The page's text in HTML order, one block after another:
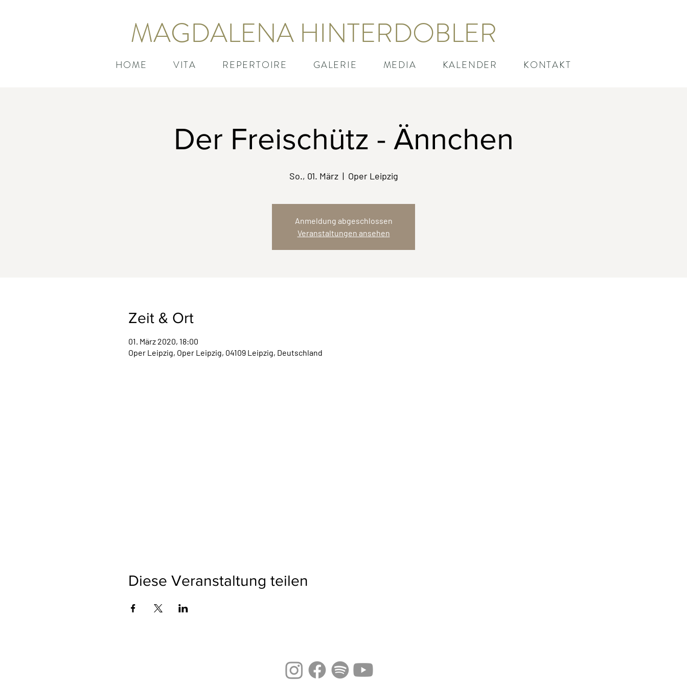
MAGDALENA HINTERDOBLER
HOME VITA REPERTOIRE GALERIE MEDIA KALENDER KONTAKT
Der Freischütz - Ännchen
So., 01. März
  |
Oper Leipzig
Anmeldung abgeschlossen
Veranstaltungen ansehen
Zeit & Ort
01. März 2020, 18:00
Oper Leipzig, Oper Leipzig, 04109 Leipzig, Deutschland
Diese Veranstaltung teilen